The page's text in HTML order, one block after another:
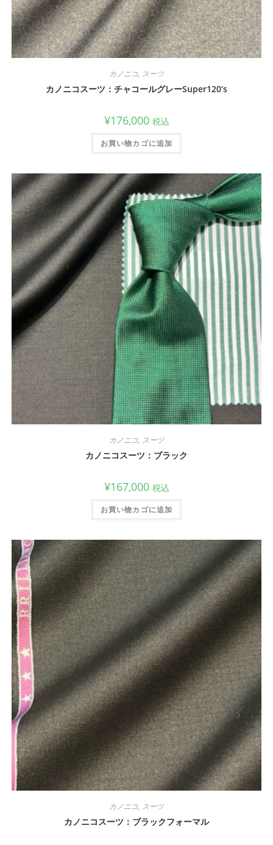
カノニコ, スーツ
カノニコスーツ：チャコールグレーSuper120’s
¥176,000 税込
お買い物カゴに追加
カノニコ, スーツ
カノニコスーツ：ブラック
¥167,000 税込
お買い物カゴに追加
カノニコ, スーツ
カノニコスーツ：ブラックフォーマル